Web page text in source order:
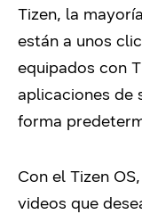
Tizen, la
están a unos
equipados con
aplicaciones de
forma
Con el Tizen
videos que